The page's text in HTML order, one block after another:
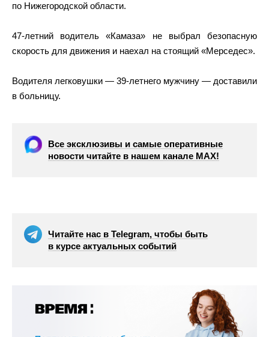
по Нижегородской области.
47-летний водитель «Камаза» не выбрал безопасную
скорость для движения и наехал на стоящий «Мерседес».
Водителя легковушки — 39-летнего мужчину — доставили
в больницу.
Все эксклюзивы и самые оперативные
новости читайте в нашем канале МАХ!
Читайте нас в Telegram, чтобы быть
в курсе актуальных событий